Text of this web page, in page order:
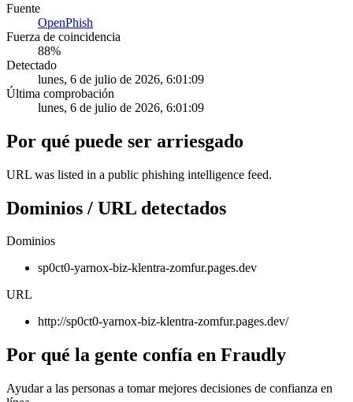
Fuente
OpenPhish
Fuerza de coincidencia
88%
Detectado
lunes, 6 de julio de 2026, 6:01:09
Última comprobación
lunes, 6 de julio de 2026, 6:01:09
Por qué puede ser arriesgado
URL was listed in a public phishing intelligence feed.
Dominios / URL detectados
Dominios
sp0ct0-yarnox-biz-klentra-zomfur.pages.dev
URL
http://sp0ct0-yarnox-biz-klentra-zomfur.pages.dev/
Por qué la gente confía en Fraudly
Ayudar a las personas a tomar mejores decisiones de confianza en